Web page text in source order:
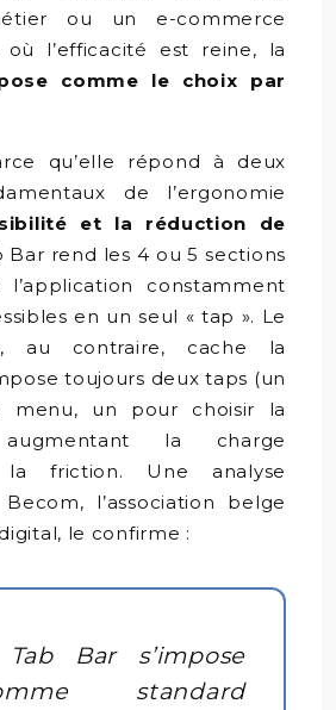
ou un e-commerce
où l’efficacité est reine, la
comme le choix par
qu’elle répond à deux
de l’ergonomie
et la réduction de
Bar rend les 4 ou 5 sections
constamment
en un seul « tap ». Le
au contraire, cache la
toujours deux taps (un
menu, un pour choisir la
augmentant la charge
friction. Une analyse
l’association belge
le confirme :
Bar s’impose
standard